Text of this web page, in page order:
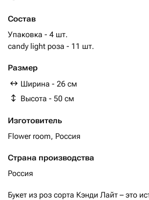
Состав
Упаковка - 4 шт.
candy light роза - 11 шт.
Размер
Ширина - 26 см
Высота - 50 см
Изготовитель
Flower room, Россия
Страна производства
Россия
Букет из роз сорта Кэнди Лайт – это